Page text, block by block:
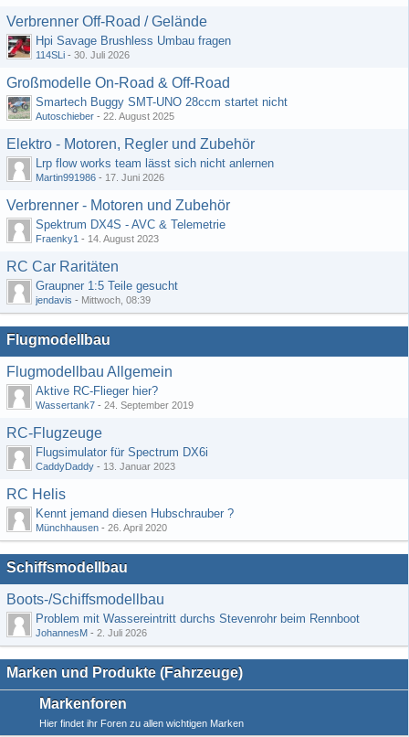
Verbrenner Off-Road / Gelände
Hpi Savage Brushless Umbau fragen
114SLi - 30. Juli 2026
Großmodelle On-Road & Off-Road
Smartech Buggy SMT-UNO 28ccm startet nicht
Autoschieber - 22. August 2025
Elektro - Motoren, Regler und Zubehör
Lrp flow works team lässt sich nicht anlernen
Martin991986 - 17. Juni 2026
Verbrenner - Motoren und Zubehör
Spektrum DX4S - AVC & Telemetrie
Fraenky1 - 14. August 2023
RC Car Raritäten
Graupner 1:5 Teile gesucht
jendavis - Mittwoch, 08:39
Flugmodellbau
Flugmodellbau Allgemein
Aktive RC-Flieger hier?
Wassertank7 - 24. September 2019
RC-Flugzeuge
Flugsimulator für Spectrum DX6i
CaddyDaddy - 13. Januar 2023
RC Helis
Kennt jemand diesen Hubschrauber ?
Münchhausen - 26. April 2020
Schiffsmodellbau
Boots-/Schiffsmodellbau
Problem mit Wassereintritt durchs Stevenrohr beim Rennboot
JohannesM - 2. Juli 2026
Marken und Produkte (Fahrzeuge)
Markenforen
Hier findet ihr Foren zu allen wichtigen Marken